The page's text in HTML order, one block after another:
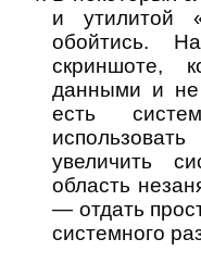
и утилитой
обойтись.
скриншоте,
данными и не
есть
увеличить
область
— отдать
системного